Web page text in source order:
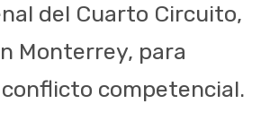
del Cuarto Circuito,
Monterrey, para
competencial.